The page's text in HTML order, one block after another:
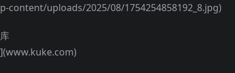
content/uploads/2025/08/1754254858192_8.jpg)